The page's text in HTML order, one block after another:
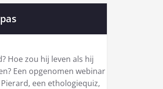
Hoe zou hij leven als hij
Een opgenomen webinar
een ethologiequiz,